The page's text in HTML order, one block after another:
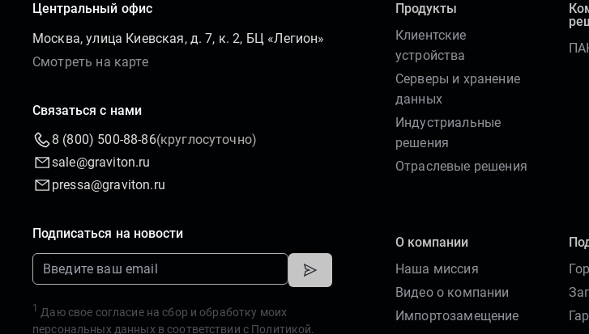
Центральный офис
Москва, улица Киевская, д. 7, к. 2, БЦ «Легион»
Смотреть на карте
Связаться с нами
8 (800) 500-88-86(круглосуточно)
sale@graviton.ru
pressa@graviton.ru
Подписаться на новости
1 Даю свое согласие на сбор и обработку моих
персональных данных в соответствии с Политикой.
Продукты
Клиентские
устройства
Серверы и хранение
данных
Индустриальные
решения
Отраслевые решения
О компании
Наша миссия
Видео о компании
Импортозамещение